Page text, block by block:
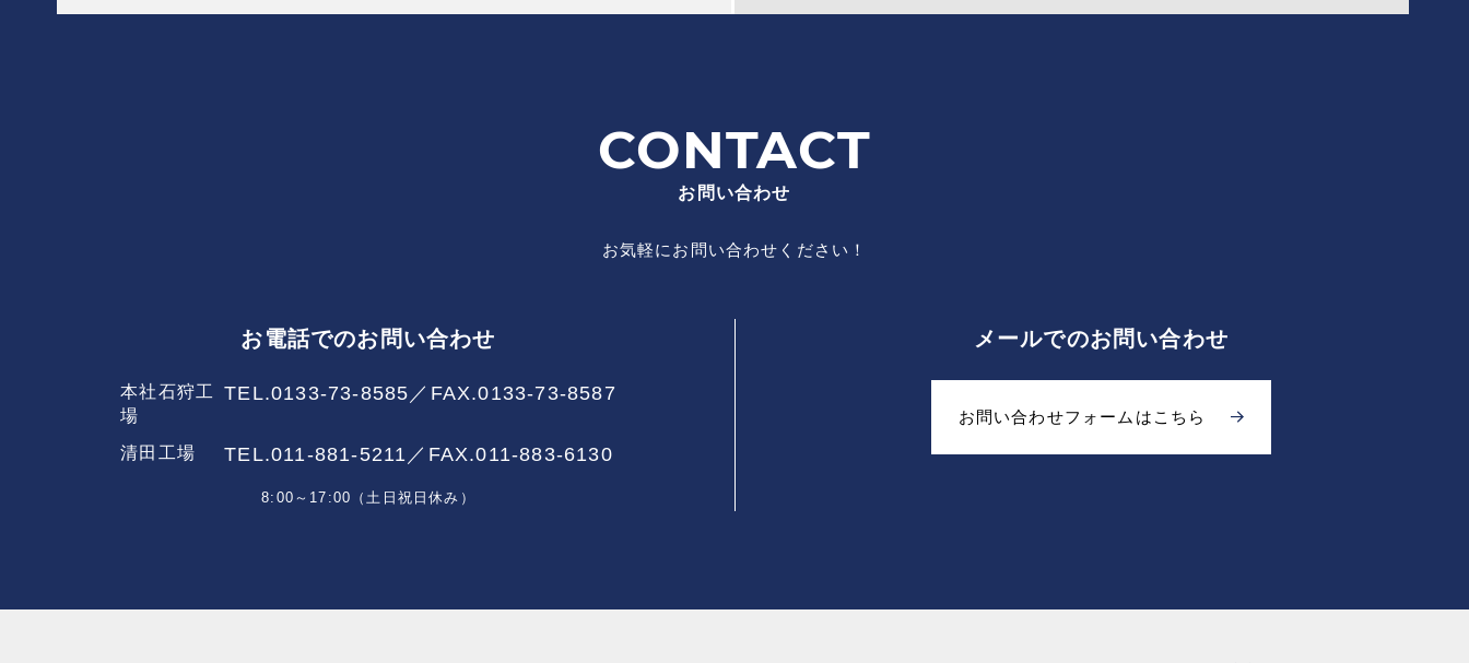
CONTACT
お問い合わせ
お気軽にお問い合わせください！
お電話でのお問い合わせ
本社石狩工
場
TEL.0133-73-8585／ FAX.0133-73-8587
清田工場 TEL.011-881-5211／ FAX.011-883-6130
8:00～17:00（土日祝日休み）
メールでのお問い合わせ
お問い合わせフォームはこちら